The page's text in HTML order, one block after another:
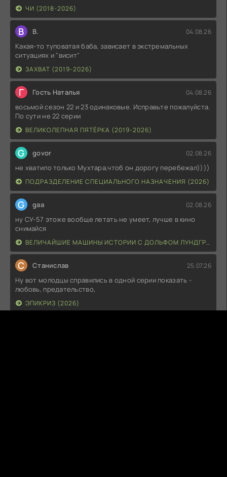
ЧИ (2018-2026)
В В. 04.08.26
Какая-то туповатая баба, зависает в экстремальных
ситуациях и "висит"
ЗАХВАТ (2019-2026)
Г Гость Наталья 04.08.26
восьмой сезон 22 и 23 одинаковые. Исправьте пожалуйста.
По сути не 22 серии
ВЕЛИКОЛЕПНАЯ ПЯТЁРКА (2019-2026)
G govor 02.08.26
не хватило только Мухтара,чтоб он дорогу перебежал))))
ПОДРАЗДЕЛЕНИЕ СПЕЦИАЛЬНОГО НАЗНАЧЕНИЯ (2026)
G gaa 02.08.26
ну СУ-57 этоже вообще летать не умеет, лучше в кино
снимайся
ВЕЛИЧАЙШИЕ МАШИНЫ ИСТОРИИ С ДОЛЬФОМ ЛУНДГРЕНОМ (2026)
С Станислав 25.07.26
Ну вот молодцы справились в одной серии показать -
любовь, предательство,
ЭПИКРИЗ (2026)